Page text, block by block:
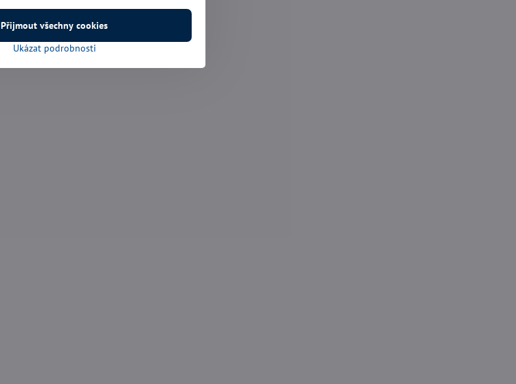
Ukázat podrobnosti
Přijmout všechny cookies